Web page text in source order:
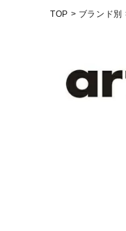
TOP ブランド別